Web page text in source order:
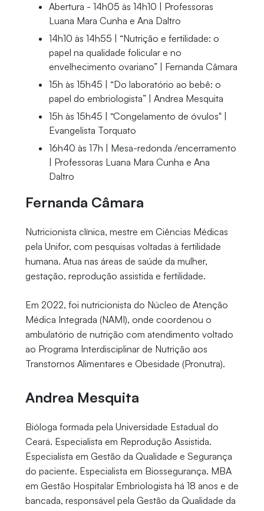
Abertura - 14h05 às 14h10 | Professoras
Luana Mara Cunha e Ana Daltro
14h10 às 14h55 | “Nutrição e fertilidade: o
papel na qualidade folicular e no
envelhecimento ovariano” | Fernanda Câmara
15h às 15h45 | “Do laboratório ao bebê: o
papel do embriologista” | Andrea Mesquita
15h às 15h45 | “Congelamento de óvulos" |
Evangelista Torquato
16h40 às 17h | Mesa-redonda /encerramento
| Professoras Luana Mara Cunha e Ana
Daltro
Fernanda Câmara
Nutricionista clínica, mestre em Ciências Médicas
pela Unifor, com pesquisas voltadas à fertilidade
humana. Atua nas áreas de saúde da mulher,
gestação, reprodução assistida e fertilidade.
Em 2022, foi nutricionista do Núcleo de Atenção
Médica Integrada (NAMI), onde coordenou o
ambulatório de nutrição com atendimento voltado
ao Programa Interdisciplinar de Nutrição aos
Transtornos Alimentares e Obesidade (Pronutra).
Andrea Mesquita
Bióloga formada pela Universidade Estadual do
Ceará. Especialista em Reprodução Assistida.
Especialista em Gestão da Qualidade e Segurança
do paciente. Especialista em Biossegurança. MBA
em Gestão Hospitalar Embriologista há 18 anos e de
bancada, responsável pela Gestão da Qualidade da